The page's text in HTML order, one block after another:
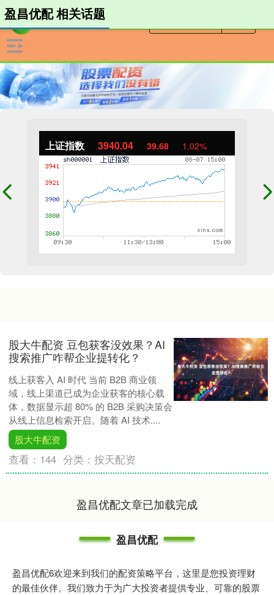
上证指数 3940.04 39.68 1.02%
盈昌优配 相关话题
股大牛配资 豆包获客没效果？AI
搜索推广咋帮企业提转化？
线上获客入 AI 时代 当前 B2B 商业领
域，线上渠道已成为企业获客的核心载
体，数据显示超 80% 的 B2B 采购决策会
从线上信息检索开启。随着 AI 技术....
股大牛配资
查看： 144 分类：按天配资
盈昌优配文章已加载完成
盈昌优配
盈昌优配6欢迎来到我们的配资策略平台，这里是您投资理财
的最佳伙伴。我们致力于为广大投资者提供专业、可靠的股票